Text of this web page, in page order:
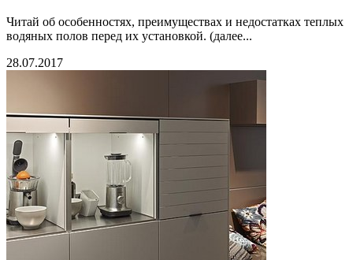
Читай об особенностях, преимуществах и недостатках теплых
водяных полов перед их установкой. (далее...
28.07.2017